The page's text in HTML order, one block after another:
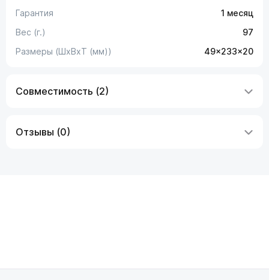
Гарантия
1 месяц
Вес (г.)
97
Размеры (ШxВxТ (мм))
49x233x20
Совместимость (2)
Отзывы (0)